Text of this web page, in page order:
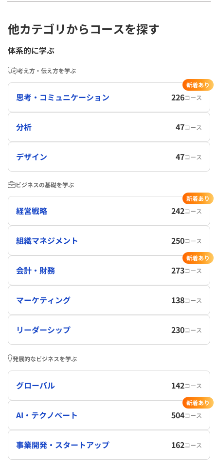
他カテゴリからコースを探す
体系的に学ぶ
考え方・伝え方を学ぶ
思考・コミュニケーション 226コース
新着あり
分析 47コース
デザイン 47コース
ビジネスの基礎を学ぶ
経営戦略 242コース
新着あり
組織マネジメント 250コース
会計・財務 273コース
新着あり
マーケティング 138コース
リーダーシップ 230コース
発展的なビジネスを学ぶ
グローバル 142コース
AI・テクノベート 504コース
新着あり
事業開発・スタートアップ 162コース